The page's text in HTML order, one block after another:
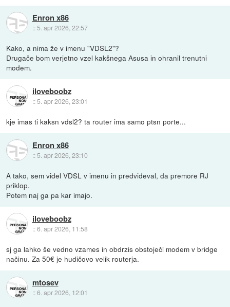
Enron x86
:: 5. apr 2026, 22:57
Kako, a nima že v imenu "VDSL2"?
Drugače bom verjetno vzel kakšnega Asusa in ohranil trenutni
modem.
iloveboobz
::5. apr 2026, 23:01
kje imas ti kaksn vdsl2? ta router ima samo ptsn porte...
Enron x86
:: 5. apr 2026, 23:10
A tako, sem videl VDSL v imenu in predvideval, da premore RJ
priklop.
Potem naj ga pa kar imajo.
iloveboobz
::6. apr 2026, 11:58
sj ga lahko še vedno vzames in obdrzis obstoječi modem v bridge
načinu. Za 50€ je hudičovo velik routerja.
mtosev
::6. apr 2026, 12:01